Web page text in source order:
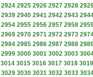
2924 2925 2926 2927 2928
2939 2940 2941 2942 2943
2954 2955 2956 2957 2958
2969 2970 2971 2972 2973
2984 2985 2986 2987 2988
2999 3000 3001 3002 3003
3014 3015 3016 3017 3018 3019
3029 3030 3031 3032 3033